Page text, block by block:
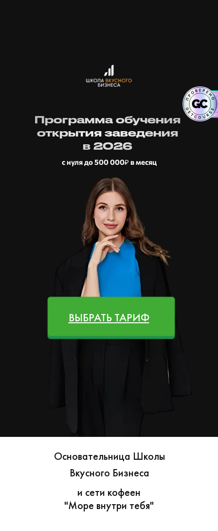
с нуля до 500 000₽ в месяц
Программа обучения
открытия заведения
в 2026
ВЫБРАТЬ ТАРИФ
Основательница Школы
Вкусного Бизнеса
и сети кофеен
"Море внутри тебя"